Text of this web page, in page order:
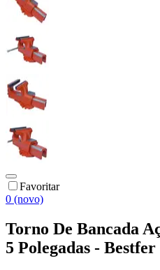
Favoritar
0 (novo)
Torno De Bancada
5 Polegadas - Bestfer